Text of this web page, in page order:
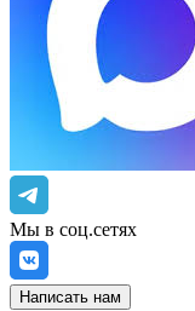
Мы в соц.сетях
Написать нам